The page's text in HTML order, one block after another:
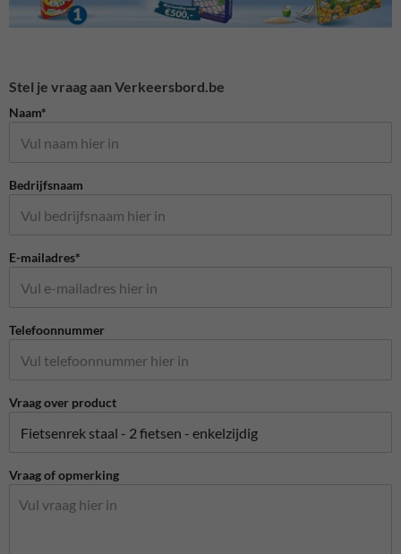
Stel je vraag aan Verkeersbord.be
Naam*
Bedrijfsnaam
E-mailadres*
Telefoonnummer
Vraag over product
Vraag of opmerking